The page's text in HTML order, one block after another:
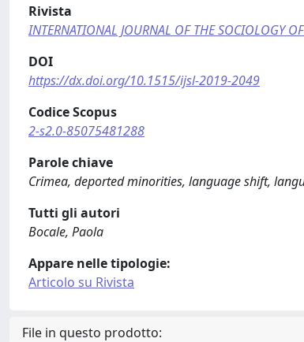
Rivista
INTERNATIONAL JOURNAL OF THE SOCIOLOGY
DOI
https://dx.doi.org/10.1515/ijsl-2019-2049
Codice Scopus
2-s2.0-85075481288
Parole chiave
Crimea, deported minorities, language shift,
Tutti gli autori
Bocale, Paola
Appare nelle tipologie:
Articolo su Rivista
File in questo prodotto: